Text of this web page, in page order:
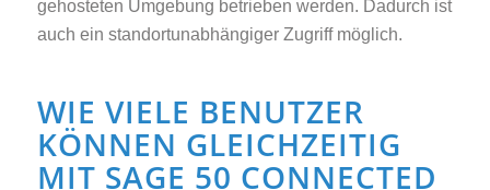
gehosteten Umgebung betrieben werden. Dadurch ist
auch ein standortunabhängiger Zugriff möglich.
WIE VIELE BENUTZER
KÖNNEN GLEICHZEITIG
MIT SAGE 50 CONNECTED